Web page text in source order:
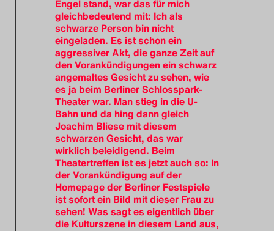
Engel stand, war das für mich
gleichbedeutend mit: Ich als
schwarze Person bin nicht
eingeladen. Es ist schon ein
aggressiver Akt, die ganze Zeit auf
den Vorankündigungen ein schwarz
angemaltes Gesicht zu sehen, wie
es ja beim Berliner Schlosspark-
Theater war. Man stieg in die U-
Bahn und da hing dann gleich
Joachim Bliese mit diesem
schwarzen Gesicht, das war
wirklich beleidigend. Beim
Theatertreffen ist es jetzt auch so: In
der Vorankündigung auf der
Homepage der Berliner Festspiele
ist sofort ein Bild mit dieser Frau zu
sehen! Was sagt es eigentlich über
die Kulturszene in diesem Land aus,